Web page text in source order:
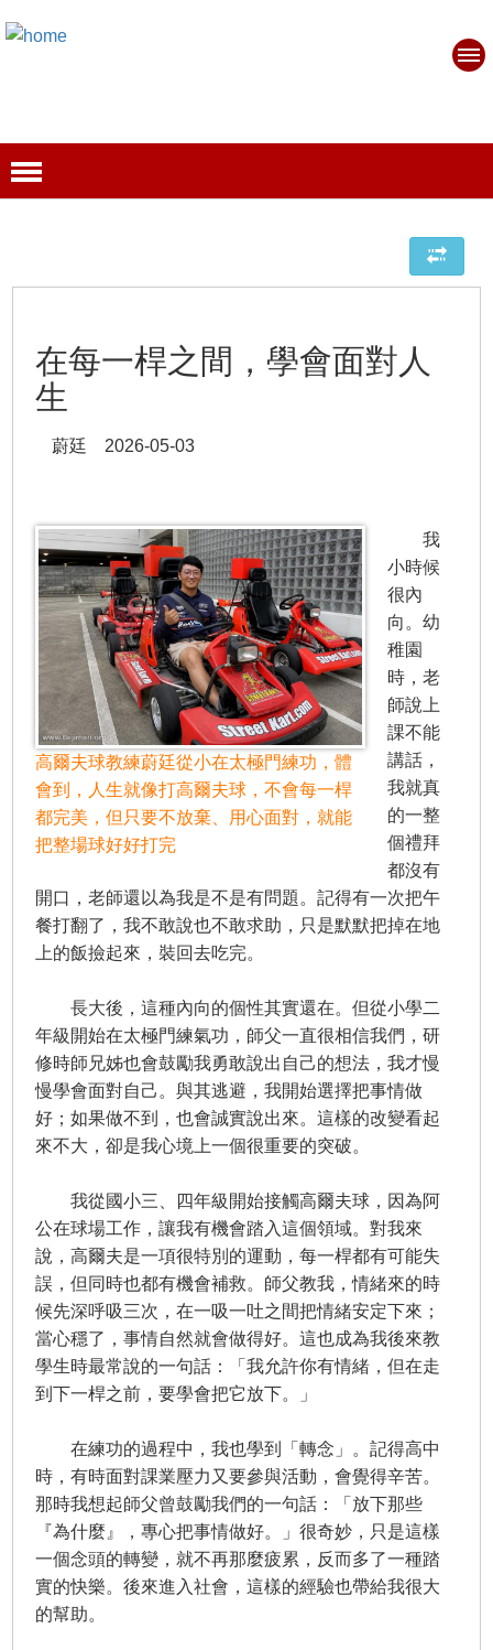
在每一桿之間，學會面對人
生
蔚廷 2026-05-03
高爾夫球教練蔚廷從小在太極門練功，體
會到，人生就像打高爾夫球，不會每一桿
都完美，但只要不放棄、用心面對，就能
把整場球好好打完
我
小時候
很內
向。幼
稚園
時，老
師說上
課不能
講話，
我就真
的一整
個禮拜
都沒有
開口，老師還以為我是不是有問題。記得有一次把午
餐打翻了，我不敢說也不敢求助，只是默默把掉在地
上的飯撿起來，裝回去吃完。
長大後，這種內向的個性其實還在。但從小學二
年級開始在太極門練氣功，師父一直很相信我們，研
修時師兄姊也會鼓勵我勇敢說出自己的想法，我才慢
慢學會面對自己。與其逃避，我開始選擇把事情做
好；如果做不到，也會誠實說出來。這樣的改變看起
來不大，卻是我心境上一個很重要的突破。
我從國小三、四年級開始接觸高爾夫球，因為阿
公在球場工作，讓我有機會踏入這個領域。對我來
說，高爾夫是一項很特別的運動，每一桿都有可能失
誤，但同時也都有機會補救。師父教我，情緒來的時
候先深呼吸三次，在一吸一吐之間把情緒安定下來；
當心穩了，事情自然就會做得好。這也成為我後來教
學生時最常說的一句話：「我允許你有情緒，但在走
到下一桿之前，要學會把它放下。」
在練功的過程中，我也學到「轉念」。記得高中
時，有時面對課業壓力又要參與活動，會覺得辛苦。
那時我想起師父曾鼓勵我們的一句話：「放下那些
『為什麼』，專心把事情做好。」很奇妙，只是這樣
一個念頭的轉變，就不再那麼疲累，反而多了一種踏
實的快樂。後來進入社會，這樣的經驗也帶給我很大
的幫助。